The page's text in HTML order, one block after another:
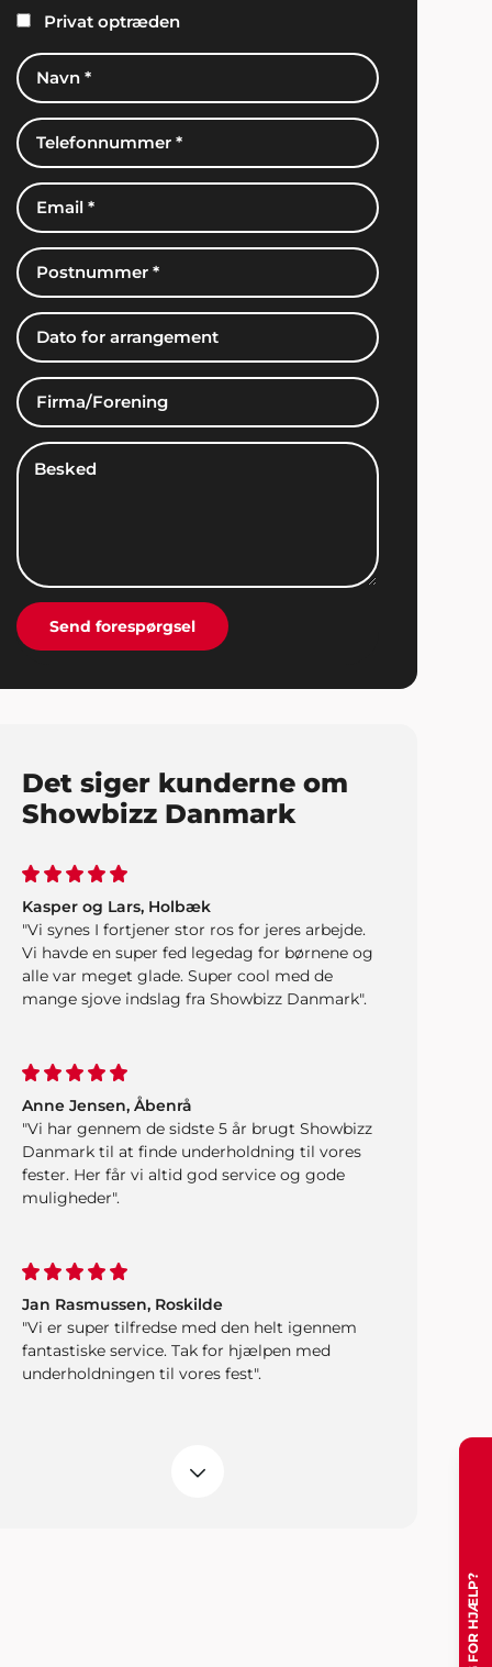
Privat optræden
Send forespørgsel
Det siger kunderne om
Showbizz Danmark
Kim Tvarsted
"Fantastisk arrangement vi fik stablet på
benene ved hjælp af ShowBizz Danmark".
aldrig de fine forlystelser. Showbizz Danmark
leverede og hentede det hele - det var jo
nemt. Tusind tak for hjælp".
Kasper og Lars, Holbæk
"Vi synes I fortjener stor ros for jeres arbejde.
Vi havde en super fed legedag for børnene og
alle var meget glade. Super cool med de
mange sjove indslag fra Showbizz Danmark".
Anne Jensen, Åbenrå
"Vi har gennem de sidste 5 år brugt Showbizz
Danmark til at finde underholdning til vores
fester. Her får vi altid god service og gode
muligheder".
Jan Rasmussen, Roskilde
"Vi er super tilfredse med den helt igennem
fantastiske service. Tak for hjælpen med
underholdningen til vores fest".
Bjørn Bendtsen, Kalundborg